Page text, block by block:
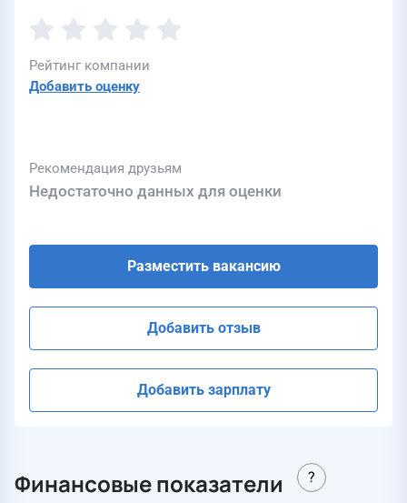
Рейтинг компании
Добавить оценку
Рекомендация друзьям
Недостаточно данных для оценки
Разместить вакансию
Добавить отзыв
Добавить зарплату
Финансовые показатели